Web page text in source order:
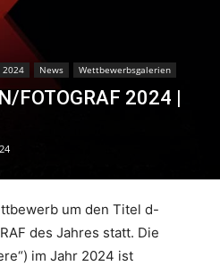
2024 News Wettbewerbsgalerien
FOTOGRAF 2024 |
um den Titel d-
des Jahres statt. Die
im Jahr 2024 ist